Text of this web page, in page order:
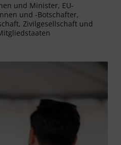
und Minister, EU-
und -Botschafter,
Zivilgesellschaft und